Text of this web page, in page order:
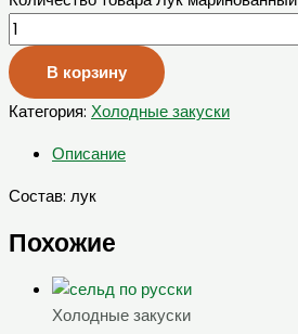
В корзину
Категория: Холодные закуски
Описание
Состав: лук
Похожие
Холодные закуски